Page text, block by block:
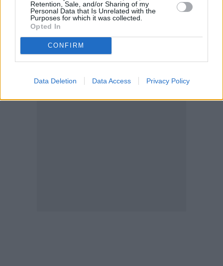
Retention, Sale, and/or Sharing of my
Personal Data that Is Unrelated with the
Purposes for which it was collected.
Opted In
CONFIRM
Data Deletion Data Access Privacy Policy